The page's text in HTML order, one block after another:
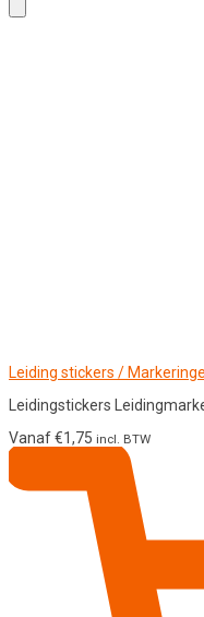
Leiding stickers /
Leidingstickers
Vanaf€1,75 incl. BTW